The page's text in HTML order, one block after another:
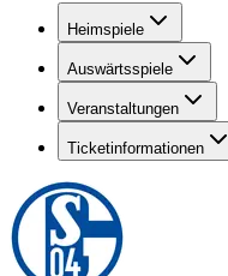
Heimspiele
Auswärtsspiele
Veranstaltungen
Ticketinformationen